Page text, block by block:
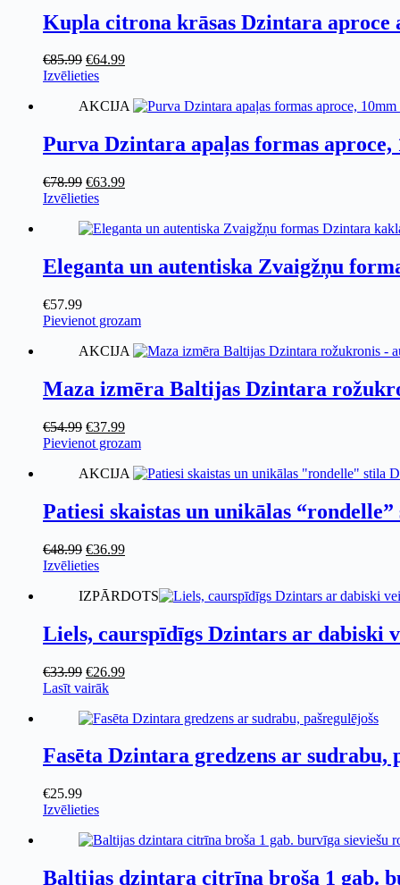
product
Kupla citrona krāsas Dzintara
€85.99 Original
price
€85.99.
€64.99Current
€64.99.
IzvēlietiesThis
has
variants.
The
may
be
chosen
on
product
AKCIJA
Purva Dzintara apaļas formas aproce,
€78.99 Original
price
€78.99.
€63.99Current
€63.99.
IzvēlietiesThis
has
variants.
The
be
chosen
on
product
Eleganta un autentiska Zvaigžņu
€57.99
Pievienot grozam
AKCIJA
Maza izmēra Baltijas Dzintara
€54.99 Original
price
€54.99.
€37.99Current
price
€37.99.
Pievienot grozam
AKCIJA
Patiesi skaistas un unikālas
€48.99 Original
price
€48.99.
€36.99Current
€36.99.
IzvēlietiesThis
has
variants.
The
may
be
on
product
IZPĀRDOTS
Liels, caurspīdīgs Dzintars ar dabiski
€33.99 Original
price
€33.99.
€26.99Current
€26.99.
Lasīt vairāk
Fasēta Dzintara gredzens ar sudrabu,
€25.99
IzvēlietiesThis
has
variants.
Baltijas dzintara citrīna broša 1 gab.